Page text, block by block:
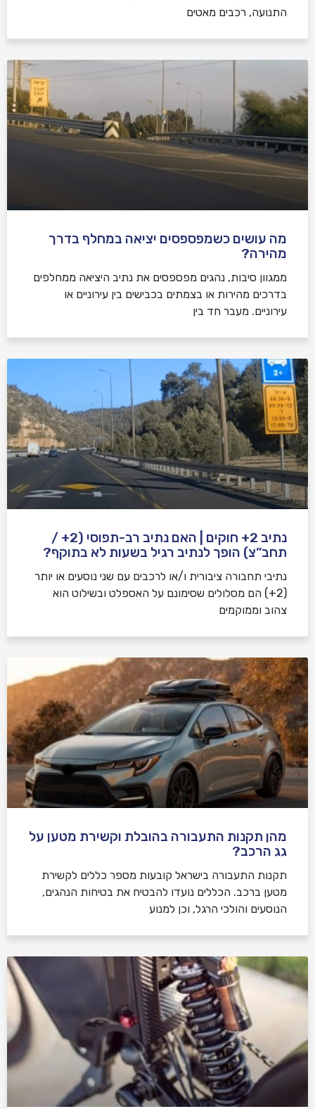
התנועה, רכבים מאטים
מה עושים כשמפספסים יציאה במחלף בדרך
מהירה?
ממגוון סיבות, נהגים מפספסים את נתיב היציאה ממחלפים
בדרכים מהירות או בצמתים בכבישים בין עירוניים או
עירוניים. מעבר חד בין
נתיב 2+ חוקים | האם נתיב רב-תפוסי (2+ /
תחב”צ) הופך לנתיב רגיל בשעות לא בתוקף?
נתיבי תחבורה ציבורית ו/או לרכבים עם שני נוסעים או יותר
(2+) הם מסלולים שסימונם על האספלט ובשילוט הוא
צהוב וממוקמים
מהן תקנות התעבורה בהובלת וקשירת מטען על
גג הרכב?
תקנות התעבורה בישראל קובעות מספר כללים לקשירת
מטען ברכב. הכללים נועדו להבטיח את בטיחות הנהגים,
הנוסעים והולכי הרגל, וכן למנוע